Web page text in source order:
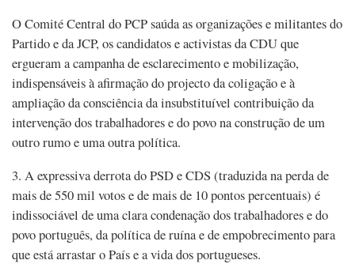
O Comité Central do PCP saúda as organizações e militantes do
Partido e da JCP, os candidatos e activistas da CDU que
ergueram a campanha de esclarecimento e mobilização,
indispensáveis à afirmação do projecto da coligação e à
ampliação da consciência da insubstituível contribuição da
intervenção dos trabalhadores e do povo na construção de um
outro rumo e uma outra política.
3. A expressiva derrota do PSD e CDS (traduzida na perda de
mais de 550 mil votos e de mais de 10 pontos percentuais) é
indissociável de uma clara condenação dos trabalhadores e do
povo português, da política de ruína e de empobrecimento para
que está arrastar o País e a vida dos portugueses.